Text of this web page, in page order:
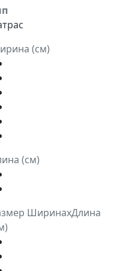
(см)
(см)
ШиринахДлина